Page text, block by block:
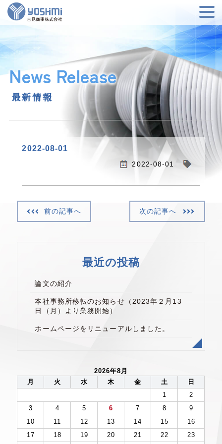
News Release
最新情報
2022-08-01
2022-08-01
前の記事へ 次の記事へ
最近の投稿
論文の紹介
本社事務所移転のお知らせ（2023年２月13
日（月）より業務開始）
ホームページをリニューアルしました。
2026年8月
月
火 水 木 金 土
日
1
2
3
4 5 6 7 8
9
10
11 12 13 14 15
16
17
18 19 20 21 22 23